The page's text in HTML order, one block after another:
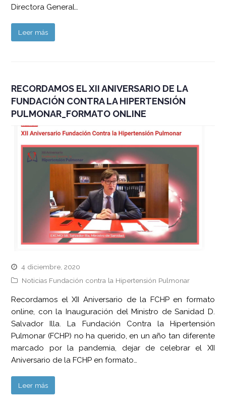
Directora General…
Leer más
RECORDAMOS EL XII ANIVERSARIO DE LA
FUNDACIÓN CONTRA LA HIPERTENSIÓN
PULMONAR_FORMATO ONLINE
4 diciembre, 2020
Noticias Fundación contra la Hipertensión Pulmonar
Recordamos el XII Aniversario de la FCHP en formato
online, con la Inauguración del Ministro de Sanidad D.
Salvador Illa. La Fundación Contra la Hipertensión
Pulmonar (FCHP) no ha querido, en un año tan diferente
marcado por la pandemia, dejar de celebrar el XII
Aniversario de la FCHP en formato…
Leer más